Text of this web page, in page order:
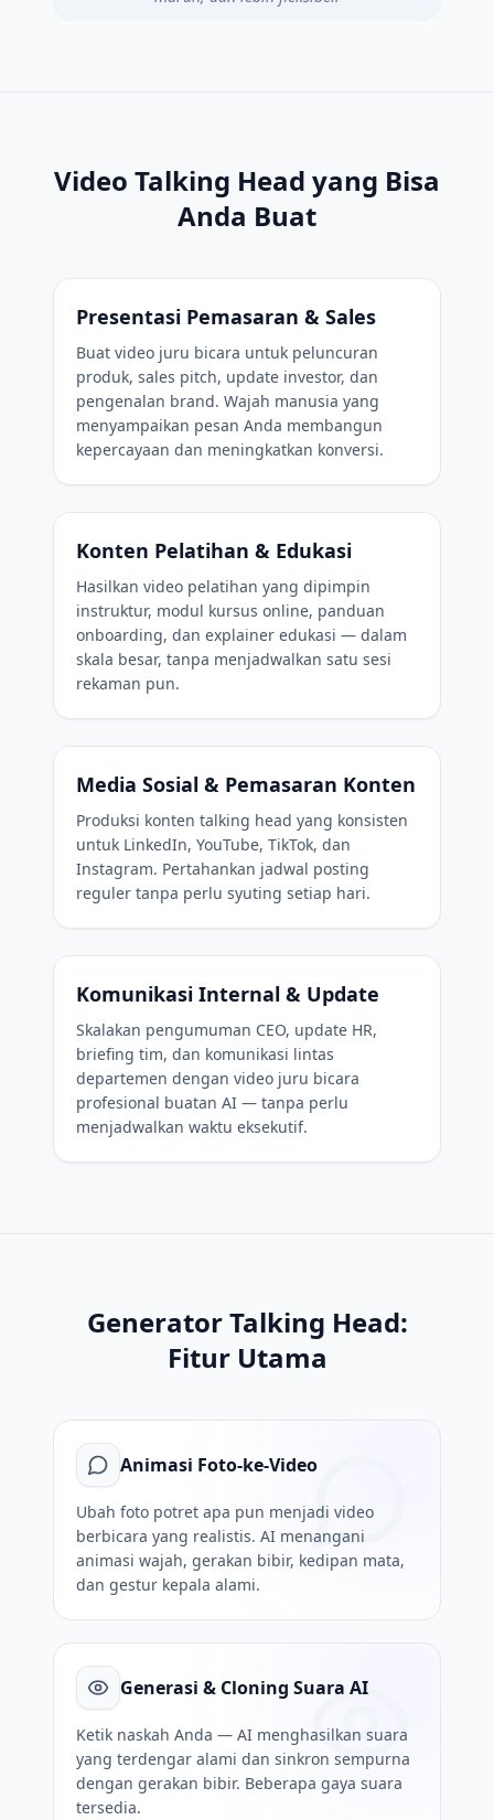
Video Talking Head yang Bisa
Anda Buat
Presentasi Pemasaran & Sales
Buat video juru bicara untuk peluncuran
produk, sales pitch, update investor, dan
pengenalan brand. Wajah manusia yang
menyampaikan pesan Anda membangun
kepercayaan dan meningkatkan konversi.
Konten Pelatihan & Edukasi
Hasilkan video pelatihan yang dipimpin
instruktur, modul kursus online, panduan
onboarding, dan explainer edukasi — dalam
skala besar, tanpa menjadwalkan satu sesi
rekaman pun.
Media Sosial & Pemasaran Konten
Produksi konten talking head yang konsisten
untuk LinkedIn, YouTube, TikTok, dan
Instagram. Pertahankan jadwal posting
reguler tanpa perlu syuting setiap hari.
Komunikasi Internal & Update
Skalakan pengumuman CEO, update HR,
briefing tim, dan komunikasi lintas
departemen dengan video juru bicara
profesional buatan AI — tanpa perlu
menjadwalkan waktu eksekutif.
Generator Talking Head:
Fitur Utama
Animasi Foto-ke-Video
Ubah foto potret apa pun menjadi video
berbicara yang realistis. AI menangani
animasi wajah, gerakan bibir, kedipan mata,
dan gestur kepala alami.
Generasi & Cloning Suara AI
Ketik naskah Anda — AI menghasilkan suara
yang terdengar alami dan sinkron sempurna
dengan gerakan bibir. Beberapa gaya suara
tersedia.